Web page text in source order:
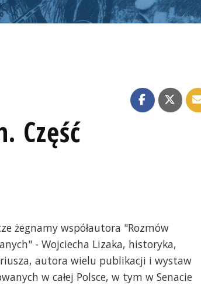
Część
żegnamy współautora "Rozmów
- Wojciecha Lizaka, historyka,
autora wielu publikacji i wystaw
w całej Polsce, w tym w Senacie